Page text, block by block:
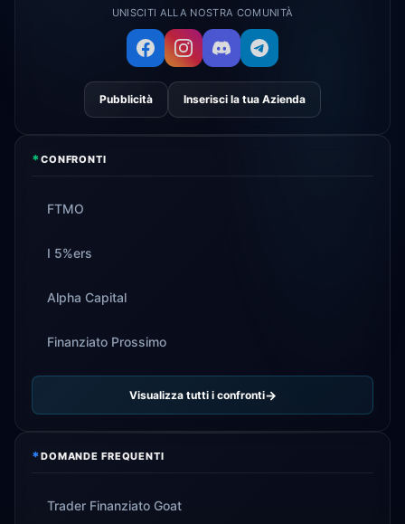
UNISCITI ALLA NOSTRA COMUNITÀ
Pubblicità Inserisci la tua Azienda
*CONFRONTI
FTMO
I 5%ers
Alpha Capital
Finanziato Prossimo
Visualizza tutti i confronti
*DOMANDE FREQUENTI
Trader Finanziato Goat